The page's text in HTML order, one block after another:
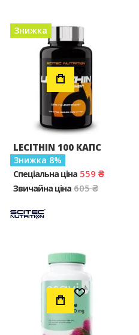
Додати до Списку Бажань
Знижка
LECITHIN 100 КАПС
Знижка 8
Спеціальна ціна 559 ₴
Звичайна ціна 605 ₴
Додати до Списку Бажань